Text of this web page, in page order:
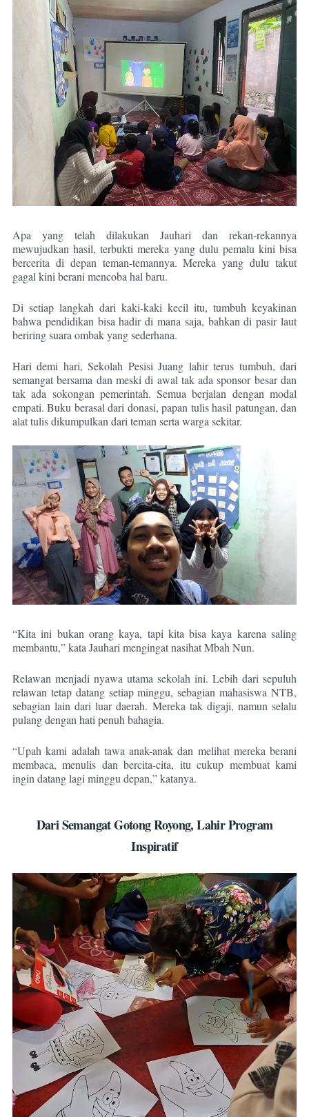
Apa yang telah dilakukan Jauhari dan rekan-rekannya
mewujudkan hasil, terbukti mereka yang dulu pemalu kini bisa
bercerita di depan teman-temannya. Mereka yang dulu takut
gagal kini berani mencoba hal baru.
Di setiap langkah dari kaki-kaki kecil itu, tumbuh keyakinan
bahwa pendidikan bisa hadir di mana saja, bahkan di pasir laut
beriring suara ombak yang sederhana.
Hari demi hari, Sekolah Pesisi Juang lahir terus tumbuh, dari
semangat bersama dan meski di awal tak ada sponsor besar dan
tak ada sokongan pemerintah. Semua berjalan dengan modal
empati. Buku berasal dari donasi, papan tulis hasil patungan, dan
alat tulis dikumpulkan dari teman serta warga sekitar.
“Kita ini bukan orang kaya, tapi kita bisa kaya karena saling
membantu,” kata Jauhari mengingat nasihat Mbah Nun.
Relawan menjadi nyawa utama sekolah ini. Lebih dari sepuluh
relawan tetap datang setiap minggu, sebagian mahasiswa NTB,
sebagian lain dari luar daerah. Mereka tak digaji, namun selalu
pulang dengan hati penuh bahagia.
“Upah kami adalah tawa anak-anak dan melihat mereka berani
membaca, menulis dan bercita-cita, itu cukup membuat kami
ingin datang lagi minggu depan,” katanya.
Dari Semangat Gotong Royong, Lahir Program
Inspiratif